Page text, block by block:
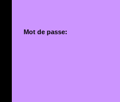
Mot de passe: